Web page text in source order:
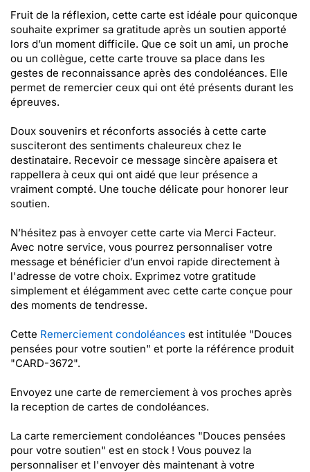
Fruit de la réflexion, cette carte est idéale pour quiconque
souhaite exprimer sa gratitude après un soutien apporté
lors d’un moment difficile. Que ce soit un ami, un proche
ou un collègue, cette carte trouve sa place dans les
gestes de reconnaissance après des condoléances. Elle
permet de remercier ceux qui ont été présents durant les
épreuves.
Doux souvenirs et réconforts associés à cette carte
susciteront des sentiments chaleureux chez le
destinataire. Recevoir ce message sincère apaisera et
rappellera à ceux qui ont aidé que leur présence a
vraiment compté. Une touche délicate pour honorer leur
soutien.
N’hésitez pas à envoyer cette carte via Merci Facteur.
Avec notre service, vous pourrez personnaliser votre
message et bénéficier d’un envoi rapide directement à
l'adresse de votre choix. Exprimez votre gratitude
simplement et élégamment avec cette carte conçue pour
des moments de tendresse.
Cette Remerciement condoléances est intitulée "Douces
pensées pour votre soutien" et porte la référence produit
"CARD-3672".
Envoyez une carte de remerciement à vos proches après
la reception de cartes de condoléances.
La carte remerciement condoléances "Douces pensées
pour votre soutien" est en stock ! Vous pouvez la
personnaliser et l'envoyer dès maintenant à votre